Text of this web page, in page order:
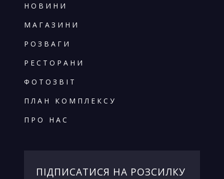
НОВИНИ
МАГАЗИНИ
РОЗВАГИ
РЕСТОРАНИ
ФОТОЗВІТ
ПЛАН КОМПЛЕКСУ
ПРО НАС
ПIДПИСАТИСЯ НА РОЗСИЛКУ